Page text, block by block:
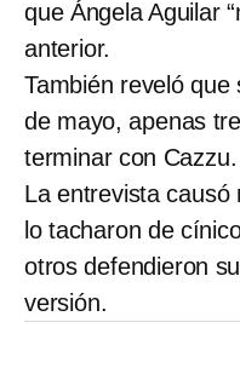
que Ángela Aguilar
anterior.
También reveló
de mayo, apenas
terminar con Cazzu.
La entrevista causó
lo tacharon de
otros defendieron
versión.